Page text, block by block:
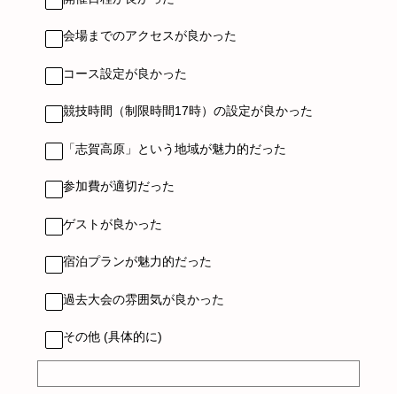
会場までのアクセスが良かった
コース設定が良かった
競技時間（制限時間17時）の設定が良かった
「志賀高原」という地域が魅力的だった
参加費が適切だった
ゲストが良かった
宿泊プランが魅力的だった
過去大会の雰囲気が良かった
その他 (具体的に)